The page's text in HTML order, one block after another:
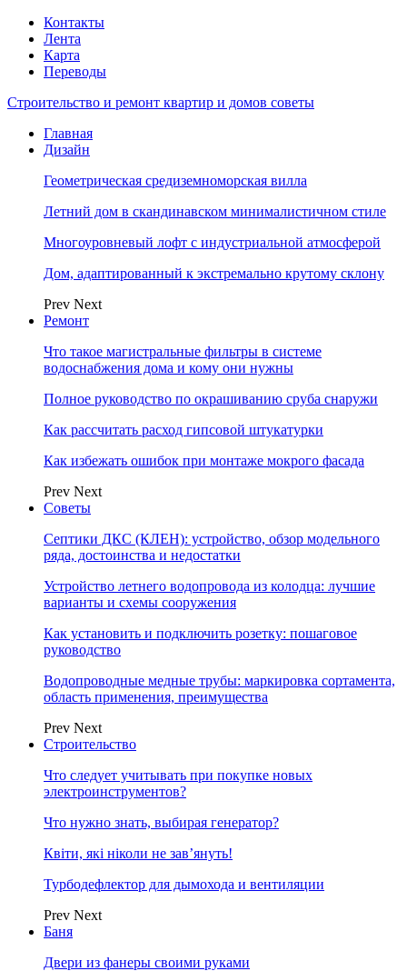
Контакты
Лента
Карта
Переводы
Строительство и ремонт квартир и домов советы
Главная
Дизайн
Геометрическая средиземноморская вилла
Летний дом в скандинавском минималистичном стиле
Многоуровневый лофт с индустриальной атмосферой
Дом, адаптированный к экстремально крутому склону
Prev Next
Ремонт
Что такое магистральные фильтры в системе
водоснабжения дома и кому они нужны
Полное руководство по окрашиванию сруба снаружи
Как рассчитать расход гипсовой штукатурки
Как избежать ошибок при монтаже мокрого фасада
Prev Next
Советы
Септики ДКС (КЛЕН): устройство, обзор модельного
ряда, достоинства и недостатки
Устройство летнего водопровода из колодца: лучшие
варианты и схемы сооружения
Как установить и подключить розетку: пошаговое
руководство
Водопроводные медные трубы: маркировка сортамента,
область применения, преимущества
Prev Next
Строительство
Что следует учитывать при покупке новых
электроинструментов?
Что нужно знать, выбирая генератор?
Квіти, які ніколи не зав’януть!
Турбодефлектор для дымохода и вентиляции
Prev Next
Баня
Двери из фанеры своими руками